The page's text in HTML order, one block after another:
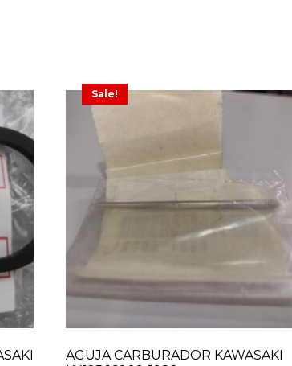
Sale!
AGUJA CARBURADOR KAWASAKI